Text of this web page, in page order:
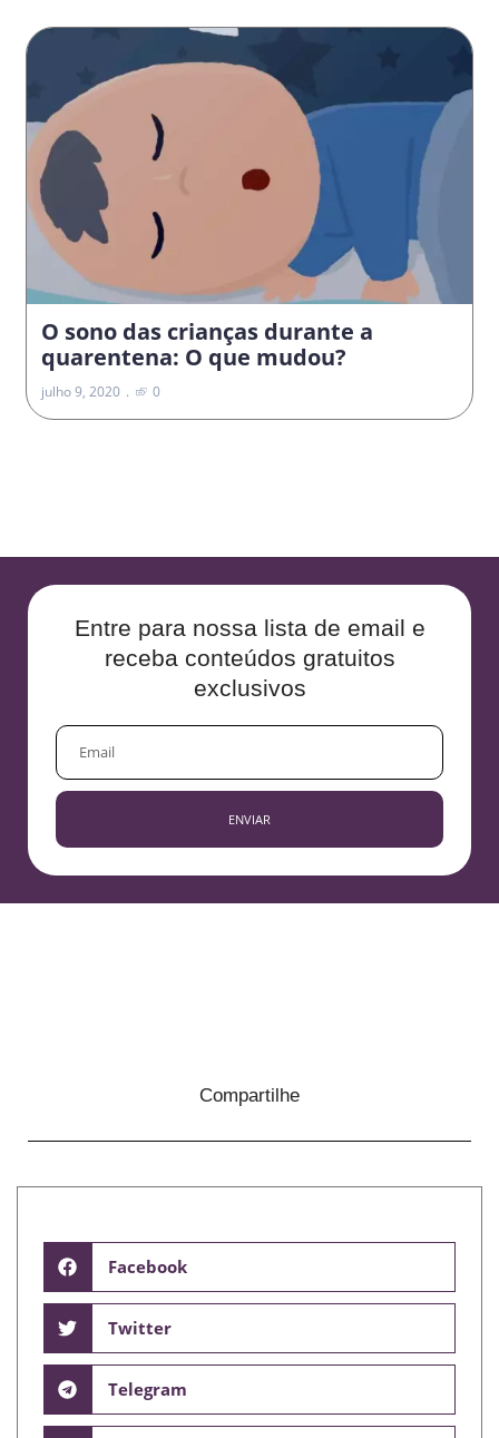
O sono das crianças durante a
quarentena: O que mudou?
julho 9, 2020 0
Entre para nossa lista de email e
receba conteúdos gratuitos
exclusivos
EMAIL
ENVIAR
Compartilhe
Facebook
Twitter
Telegram